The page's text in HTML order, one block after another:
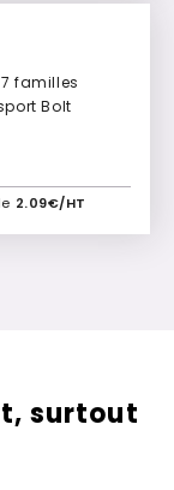
familles
Bolt
2.09€/HT
à mon devis
surtout